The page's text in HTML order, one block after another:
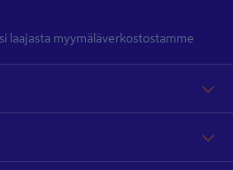
laajasta myymäläverkostostamme